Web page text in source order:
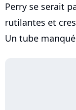
Perry se serait
rutilantes et
Un tube